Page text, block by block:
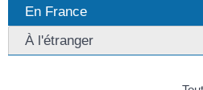
En France
À l'étranger